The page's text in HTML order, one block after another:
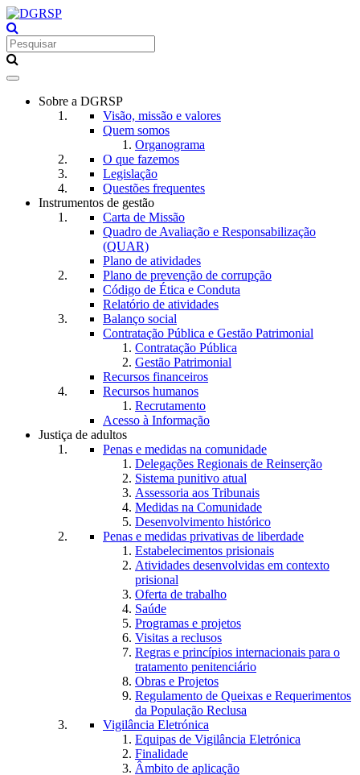
Toggle
navigationSobre a DGRSP
Visão, missão e valores
Quem somos
Organograma
O que fazemos
Legislação
Questões frequentes
Instrumentos de gestão
Carta de Missão
Quadro de Avaliação e Responsabilização
(QUAR)
Plano de atividades
Plano de prevenção de corrupção
Código de Ética e Conduta
Relatório de atividades
Balanço social
Contratação Pública e Gestão Patrimonial
Contratação Pública
Gestão Patrimonial
Recursos financeiros
Recursos humanos
Recrutamento
Acesso à Informação
Justiça de adultos
Penas e medidas na comunidade
Delegações Regionais de Reinserção
Sistema punitivo atual
Assessoria aos Tribunais
Medidas na Comunidade
Desenvolvimento histórico
Penas e medidas privativas de liberdade
Estabelecimentos prisionais
Atividades desenvolvidas em contexto
prisional
Oferta de trabalho
Saúde
Programas e projetos
Visitas a reclusos
Regras e princípios internacionais para o
tratamento penitenciário
Obras e Projetos
Regulamento de Queixas e Requerimentos
da População Reclusa
Vigilância Eletrónica
Equipas de Vigilância Eletrónica
Finalidade
Âmbito de aplicação